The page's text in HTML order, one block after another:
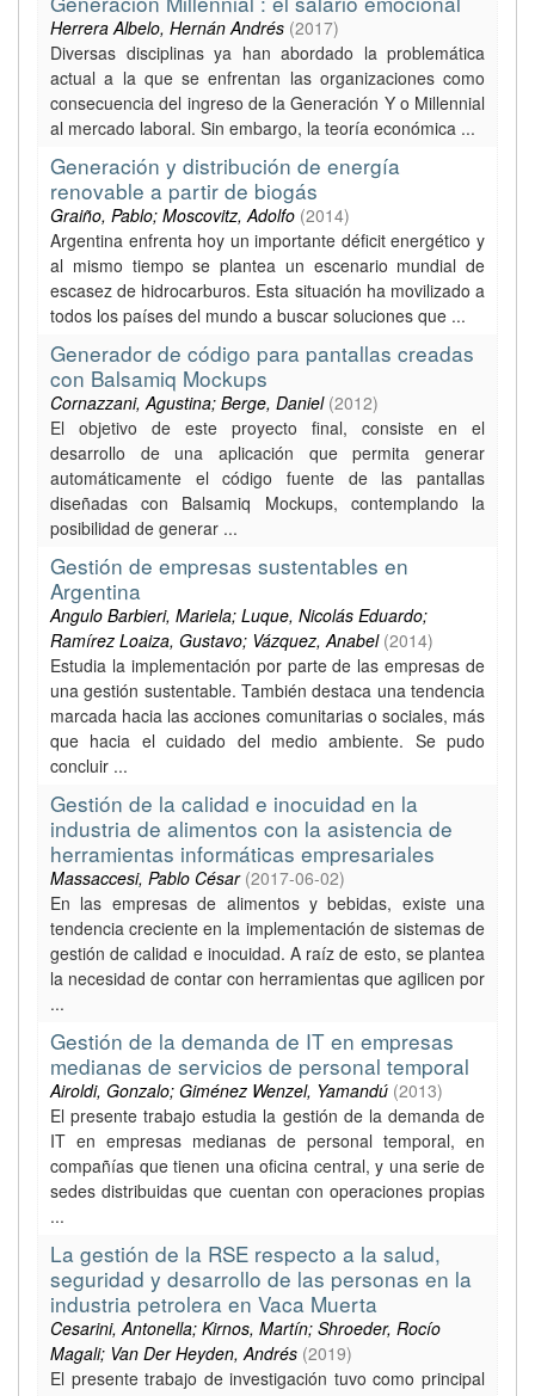
Herrera Albelo, Hernán Andrés (2017)
Diversas disciplinas ya han abordado la problemática
actual a la que se enfrentan las organizaciones como
consecuencia del ingreso de la Generación Y o Millennial
al mercado laboral. Sin embargo, la teoría económica ...
Generación y distribución de energía
renovable a partir de biogás
Graiño, Pablo; Moscovitz, Adolfo (2014)
Argentina enfrenta hoy un importante déficit energético y
al mismo tiempo se plantea un escenario mundial de
escasez de hidrocarburos. Esta situación ha movilizado a
todos los países del mundo a buscar soluciones que ...
Generador de código para pantallas creadas
con Balsamiq Mockups
Cornazzani, Agustina; Berge, Daniel (2012)
El objetivo de este proyecto final, consiste en el
desarrollo de una aplicación que permita generar
automáticamente el código fuente de las pantallas
diseñadas con Balsamiq Mockups, contemplando la
posibilidad de generar ...
Gestión de empresas sustentables en
Argentina
Angulo Barbieri, Mariela; Luque, Nicolás Eduardo;
Ramírez Loaiza, Gustavo; Vázquez, Anabel (2014)
Estudia la implementación por parte de las empresas de
una gestión sustentable. También destaca una tendencia
marcada hacia las acciones comunitarias o sociales, más
que hacia el cuidado del medio ambiente. Se pudo
concluir ...
Gestión de la calidad e inocuidad en la
industria de alimentos con la asistencia de
herramientas informáticas empresariales
Massaccesi, Pablo César (2017-06-02)
En las empresas de alimentos y bebidas, existe una
tendencia creciente en la implementación de sistemas de
gestión de calidad e inocuidad. A raíz de esto, se plantea
la necesidad de contar con herramientas que agilicen por
...
Gestión de la demanda de IT en empresas
medianas de servicios de personal temporal
Airoldi, Gonzalo; Giménez Wenzel, Yamandú (2013)
El presente trabajo estudia la gestión de la demanda de
IT en empresas medianas de personal temporal, en
compañías que tienen una oficina central, y una serie de
sedes distribuidas que cuentan con operaciones propias
...
La gestión de la RSE respecto a la salud,
seguridad y desarrollo de las personas en la
industria petrolera en Vaca Muerta
Cesarini, Antonella; Kirnos, Martín; Shroeder, Rocío
Magali; Van Der Heyden, Andrés (2019)
El presente trabajo de investigación tuvo como principal